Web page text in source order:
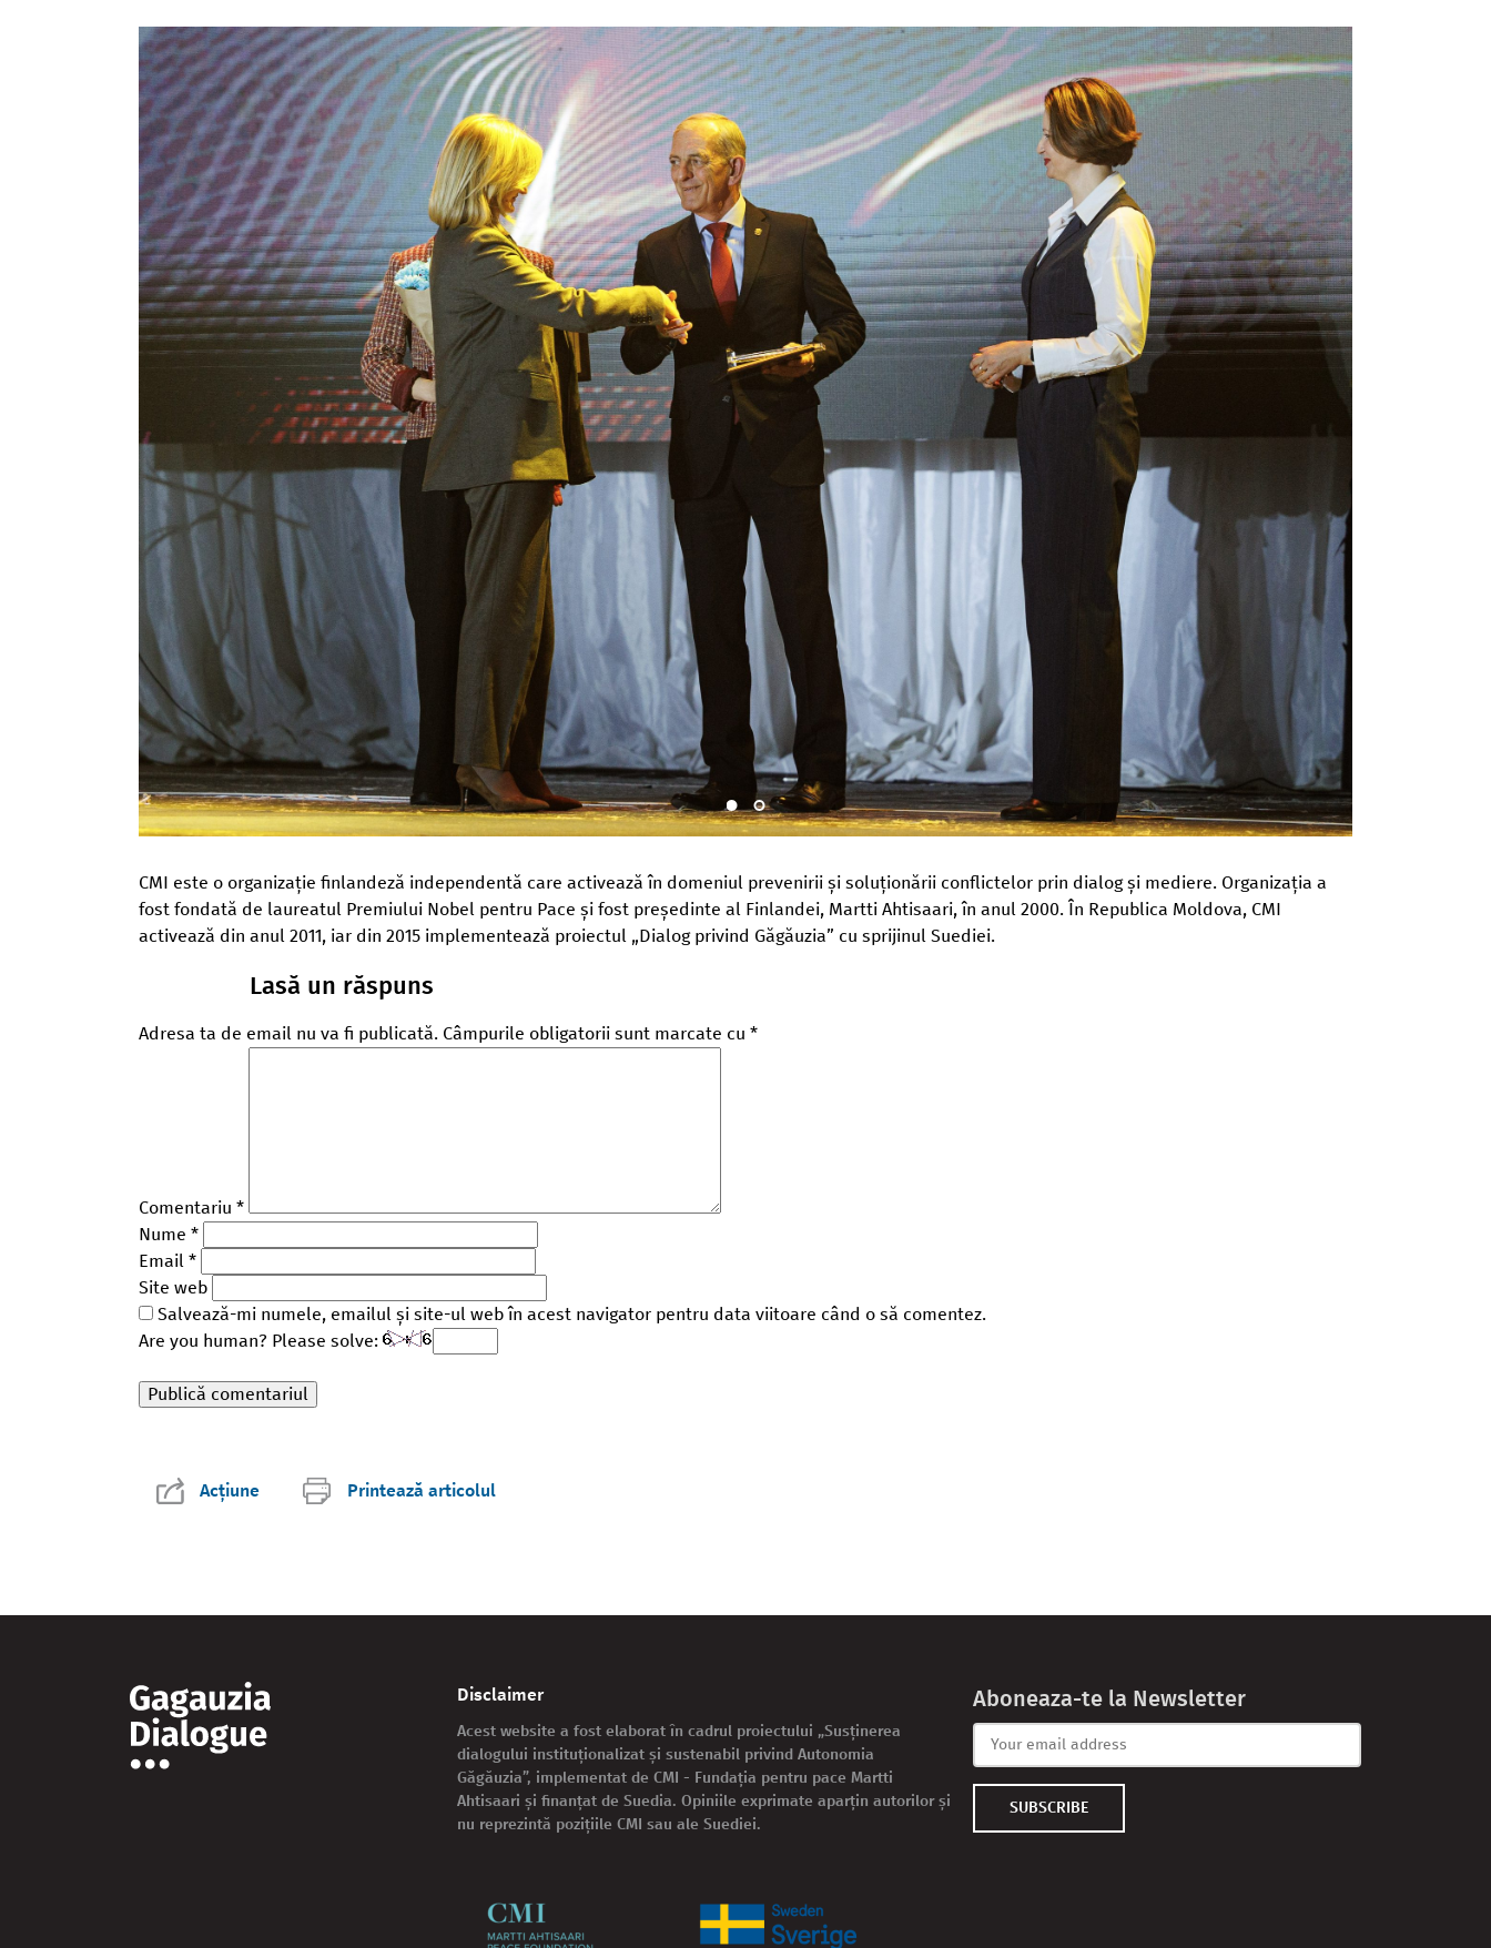
CMI este o organizație finlandeză independentă care activează în domeniul prevenirii și soluționării conflictelor prin dialog și mediere. Organizația a
fost fondată de laureatul Premiului Nobel pentru Pace și fost președinte al Finlandei, Martti Ahtisaari, în anul 2000. În Republica Moldova, CMI
activează din anul 2011, iar din 2015 implementează proiectul „Dialog privind Găgăuzia” cu sprijinul Suediei.
Lasă un răspuns
Adresa ta de email nu va fi publicată. Câmpurile obligatorii sunt marcate cu *
Comentariu *
Nume *
Email *
Site web
Salvează-mi numele, emailul și site-ul web în acest navigator pentru data viitoare când o să comentez.
Are you human? Please solve:
Acțiune Printează articolul
Disclaimer
Acest website a fost elaborat în cadrul proiectului „Susținerea
dialogului instituționalizat și sustenabil privind Autonomia
Găgăuzia”, implementat de CMI - Fundația pentru pace Martti
Ahtisaari și finanțat de Suedia. Opiniile exprimate aparțin autorilor și
nu reprezintă pozițiile CMI sau ale Suediei.
Aboneaza-te la Newsletter
SUBSCRIBE